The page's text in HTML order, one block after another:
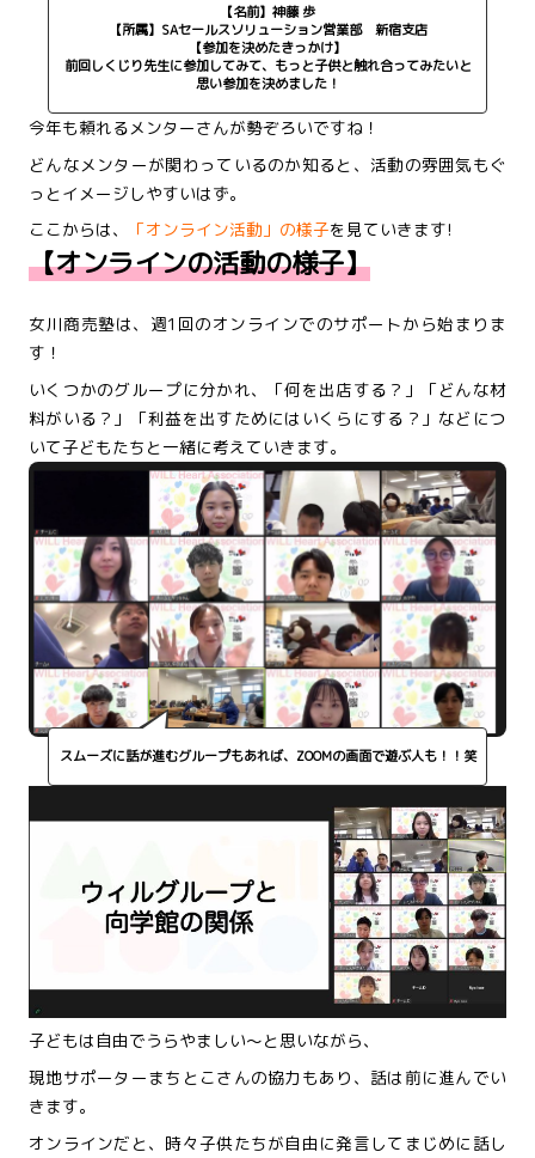
【名前】神藤 歩
【所属】SAセールスソリューション営業部 新宿支店
【参加を決めたきっかけ】
前回しくじり先生に参加してみて、もっと子供と触れ合ってみたいと
思い参加を決めました！
今年も頼れるメンターさんが勢ぞろいですね！
どんなメンターが関わっているのか知ると、活動の雰囲気もぐ
っとイメージしやすいはず。
ここからは、
「オンライン活動」の様子を見ていきます!
【オンラインの活動の様子】
女川商売塾は、週1回のオンラインでのサポートから始まりま
す！
いくつかのグループに分かれ、「何を出店する？」「どんな材
料がいる？」「利益を出すためにはいくらにする？」などにつ
いて子どもたちと一緒に考えていきます。
スムーズに話が進むグループもあれば、ZOOMの画面で遊ぶ人も！！笑
子どもは自由でうらやましい～と思いながら、
現地サポーターまちとこさんの協力もあり、 話は前に進んでい
きます。
オンラインだと、時々子供たちが自由に発言してまじめに話し